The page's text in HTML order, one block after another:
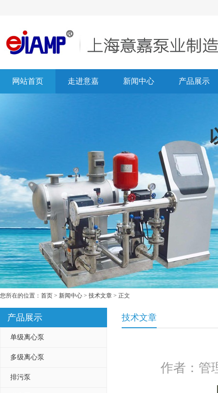
网站首页 走进意嘉 新闻中心 产品展示
您所在的位置： 首页 > 新闻中心 > 技术文章 > 正文
产品展示
单级离心泵
多级离心泵
排污泵
技术文章
作者：